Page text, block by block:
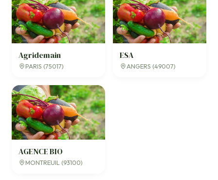
Agridemain
PARIS (75017)
ESA
ANGERS (49007)
AGENCE BIO
MONTREUIL (93100)